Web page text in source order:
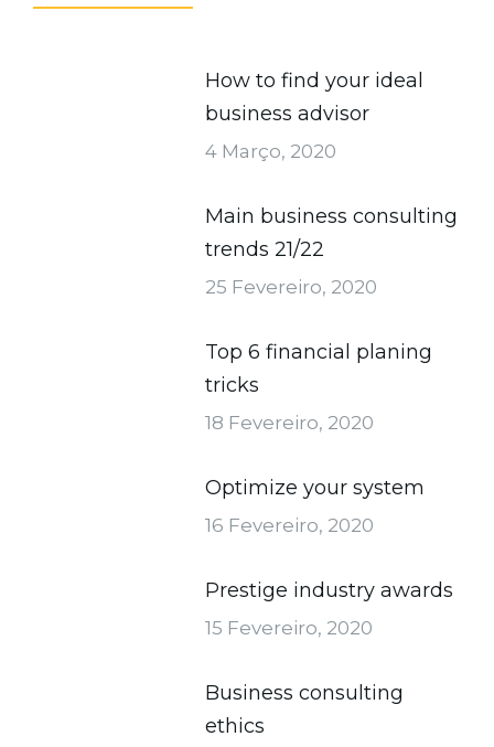
How to find your ideal
business advisor
4 Março, 2020
Main business consulting
trends 21/22
25 Fevereiro, 2020
Top 6 financial planing
tricks
18 Fevereiro, 2020
Optimize your system
16 Fevereiro, 2020
Prestige industry awards
15 Fevereiro, 2020
Business consulting
ethics